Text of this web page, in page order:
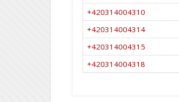
+420314004310
+420314004314
+420314004315
+420314004318